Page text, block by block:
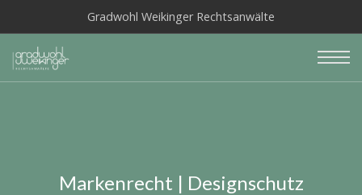
Gradwohl Weikinger Rechtsanwälte
Markenrecht | Designschutz